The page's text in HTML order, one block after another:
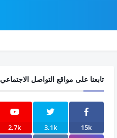
تابعنا على مواقع التواصل الاجتماعي
15k
3.1k
2.7k